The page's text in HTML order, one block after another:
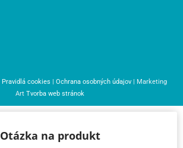
Pravidlá cookies Ochrana osobných údajov | Marketing
Art Tvorba web stránok
Otázka na produkt